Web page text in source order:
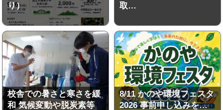
り）
取…
校舎での暑さと寒さを緩
和 気候変動や脱炭素等
8/11 かのや環境フェスタ
2026 事前申し込みを…